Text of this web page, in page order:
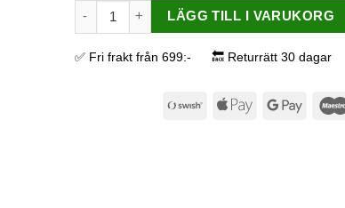
Pepparmyntsolja mängd
LÄGG TILL I VARUKORG
✅ Fri frakt från 699:- 🔙 Returrätt 30 dagar
Swish
Apple
Google